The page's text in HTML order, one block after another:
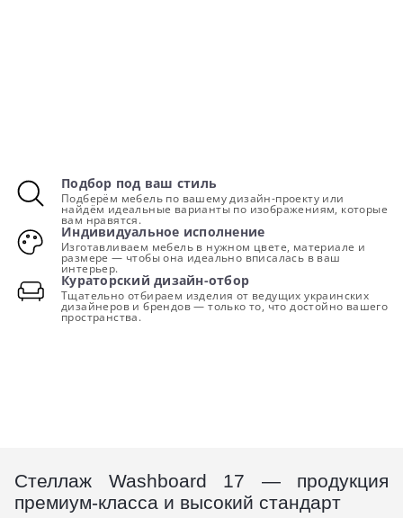
Подбор под ваш стиль
Подберём мебель по вашему дизайн-проекту или
найдём идеальные варианты по изображениям, которые
вам нравятся.
Индивидуальное исполнение
Изготавливаем мебель в нужном цвете, материале и
размере — чтобы она идеально вписалась в ваш
интерьер.
Кураторский дизайн-отбор
Тщательно отбираем изделия от ведущих украинских
дизайнеров и брендов — только то, что достойно вашего
пространства.
Стеллаж Washboard 17 — продукция
премиум-класса и высокий стандарт